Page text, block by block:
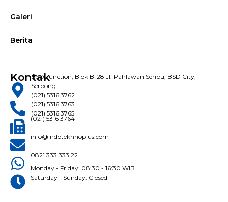
Galeri
Berita
KontakBSD Junction, Blok B-28 Jl. Pahlawan Seribu, BSD City,
Serpong
(021) 5316 3762
(021) 5316 3763
(021) 5316 3765
(021) 5316 3764
info@indotekhnoplus.com
0821 333 333 22
Monday - Friday: 08:30 - 16:30 WIB
Saturday - Sunday: Closed